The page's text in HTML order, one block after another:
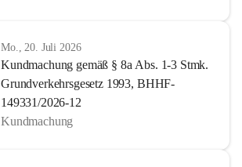
Mo., 20. Juli 2026
Kundmachung gemäß § 8a Abs. 1-3 Stmk.
Grundverkehrsgesetz 1993, BHHF-
149331/2026-12
Kundmachung